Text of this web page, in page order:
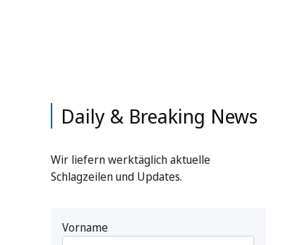
Daily & Breaking News
Wir liefern werktäglich aktuelle
Schlagzeilen und Updates.
Vorname